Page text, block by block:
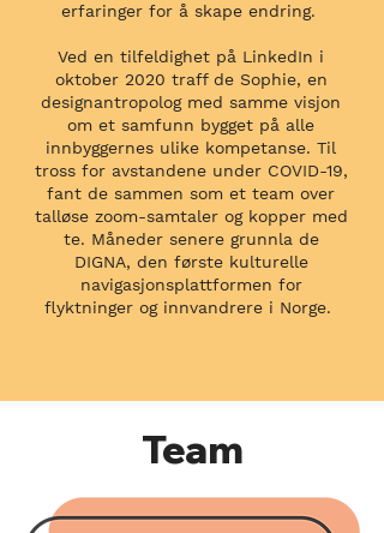
erfaringer for å skape endring.
Ved en tilfeldighet på LinkedIn i
oktober 2020 traff de Sophie, en
designantropolog med samme visjon
om et samfunn bygget på alle
innbyggernes ulike kompetanse. Til
tross for avstandene under COVID-19,
fant de sammen som et team over
talløse zoom-samtaler og kopper med
te. Måneder senere grunnla de
DIGNA, den første kulturelle
navigasjonsplattformen for
flyktninger og innvandrere i Norge.
Team